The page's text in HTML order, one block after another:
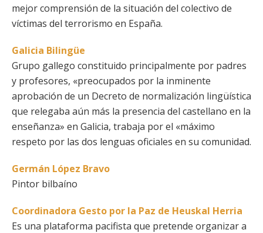
mejor comprensión de la situación del colectivo de
víctimas del terrorismo en España.
Galicia Bilingüe
Grupo gallego constituido principalmente por padres
y profesores, «preocupados por la inminente
aprobación de un Decreto de normalización lingüística
que relegaba aún más la presencia del castellano en la
enseñanza» en Galicia, trabaja por el «máximo
respeto por las dos lenguas oficiales en su comunidad.
Germán López Bravo
Pintor bilbaíno
Coordinadora Gesto por la Paz de Heuskal Herria
Es una plataforma pacifista que pretende organizar a